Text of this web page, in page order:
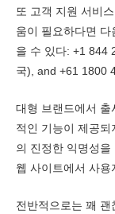
또 고객 지원 서비
움이 필요하다면
을 수 있다: +1 844
국), and +61 1800
대형 브랜드에서 출
적인 기능이 제공
의 진정한 익명성
웹 사이트에서 사
전반적으로는 꽤